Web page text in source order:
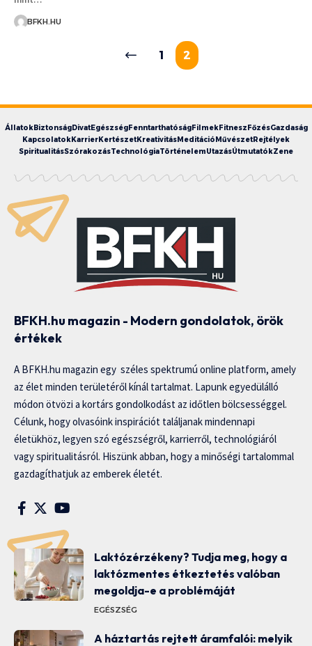
BFKH.HU
1 2
ÁllatokBiztonságDivatEgészségFenntarthatóságFilmekFitnesz FőzésGazdaság
KapcsolatokKarrierKertészetKreativitásMeditáció MűvészetRejtélyek
SpiritualitásSzórakozásTechnológiaTörténelemUtazásÚtmutatókZene
BFKH.hu magazin - Modern gondolatok, örök
értékek
A BFKH.hu magazin egy széles spektrumú online platform, amely
az élet minden területéről kínál tartalmat. Lapunk egyedülálló
módon ötvözi a kortárs gondolkodást az időtlen bölcsességgel.
Célunk, hogy olvasóink inspirációt találjanak mindennapi
életükhöz, legyen szó egészségről, karrierről, technológiáról
vagy spiritualitásról. Hiszünk abban, hogy a minőségi tartalommal
gazdagíthatjuk az emberek életét.
Laktózérzékeny? Tudja meg, hogy a
laktózmentes étkeztetés valóban
megoldja-e a problémáját
EGÉSZSÉG
A háztartás rejtett áramfalói: melyik